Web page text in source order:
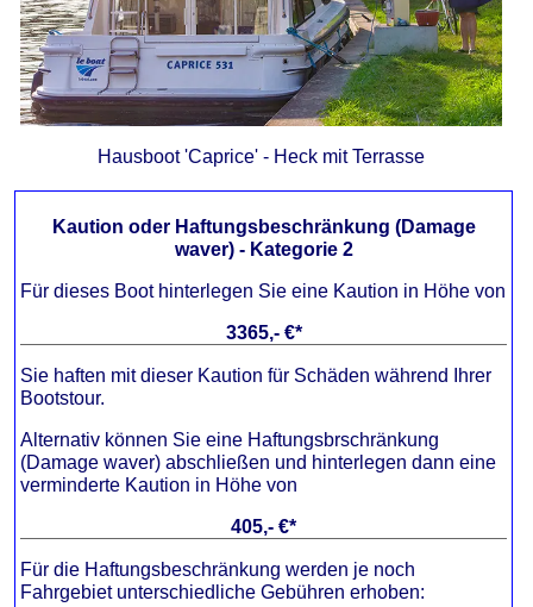
Hausboot 'Caprice' - Heck mit Terrasse
Kaution oder Haftungsbeschränkung (Damage
waver) - Kategorie 2
Für dieses Boot hinterlegen Sie eine Kaution in Höhe von
3365 *
Sie haften mit dieser Kaution für Schäden während Ihrer
Bootstour.
Alternativ können Sie eine Haftungsbrschränkung
(Damage waver) abschließen und hinterlegen dann eine
verminderte Kaution in Höhe von
405 *
Für die Haftungsbeschränkung werden je noch
Fahrgebiet unterschiedliche Gebühren erhoben: